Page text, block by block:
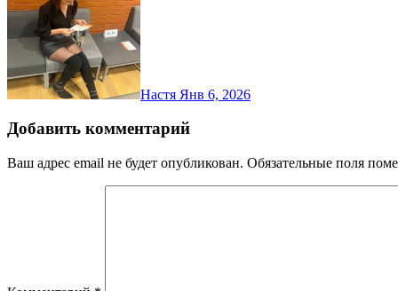
Настя Янв 6, 2026
Добавить комментарий
Ваш адрес email не будет опубликован. Обязательные поля